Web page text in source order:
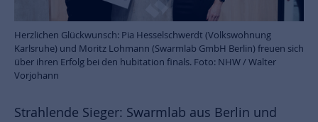
Herzlichen Glückwunsch: Pia Hesselschwerdt (Volkswohnung
Karlsruhe) und Moritz Lohmann (Swarmlab GmbH Berlin) freuen sich
über ihren Erfolg bei den hubitation finals. Foto: NHW / Walter
Vorjohann
Strahlende Sieger: Swarmlab aus Berlin und